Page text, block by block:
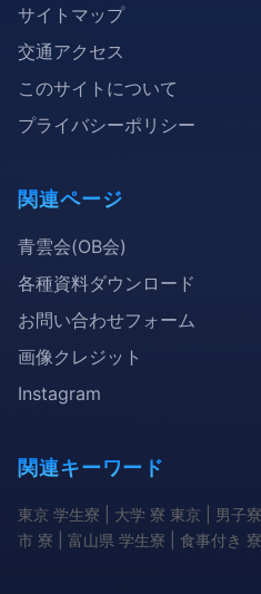
サイトマップ
交通アクセス
このサイトについて
プライバシーポリシー
関連ページ
青雲会(OB会)
各種資料ダウンロード
お問い合わせフォーム
画像クレジット
Instagram
関連キーワード
東京 学生寮 | 大学 寮 東京 | 男子
市 寮 | 富山県 学生寮 | 食事付き